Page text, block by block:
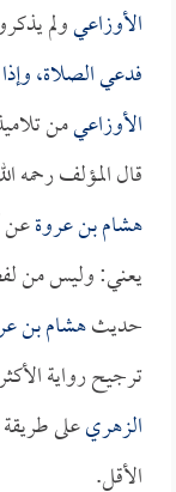
الأوزاعيولم
فدعي الصلاة،
الأوزاعيمن
قال المؤلف رحمه
هشام بن عروةعن
يعني: وليس من
حديثهشام بن
ترجيح رواية
الزهريعلى طريقة
الأقل.